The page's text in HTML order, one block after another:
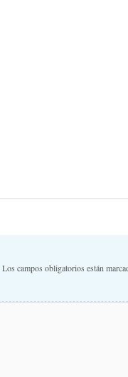
Los campos obligatorios están